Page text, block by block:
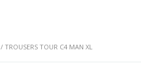
/ TROUSERS TOUR C4 MAN XL